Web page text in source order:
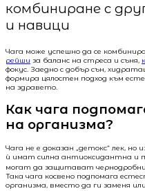
комбиниране с
и навици
Чага може успешно да се
рейши за баланс на стреса и съня,
фокус. Заедно с добър сън,
формира цялостен подход към
на здравето.
Как чага
на организма?
Чага не е доказан „детокс“ лек,
ѝ имат силна антиоксидантна и
могат да защитават
Така чага косвено подпомага
организма, вместо да ги заменя